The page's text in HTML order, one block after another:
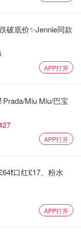
节竟然出现‘异常
顶峰。所以大家
”
意味着离岸流的
以他特别强调：
但我们知道总有
生命只有一次！”
破底价✨Jennie同款
APP打开
Miu Miu/巴宝
APP打开
口红£17、粉水
APP打开